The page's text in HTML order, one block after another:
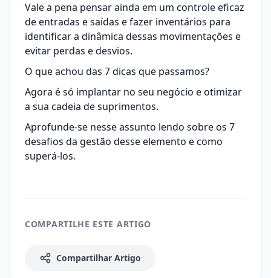
Vale a pena pensar ainda em um controle eficaz
de entradas e saídas e fazer inventários para
identificar a dinâmica dessas movimentações e
evitar perdas e desvios.
O que achou das 7 dicas que passamos?
Agora é só implantar no seu negócio e otimizar
a sua cadeia de suprimentos.
Aprofunde-se nesse assunto lendo sobre os 7
desafios da gestão desse elemento e como
superá-los.
COMPARTILHE ESTE ARTIGO
Compartilhar Artigo